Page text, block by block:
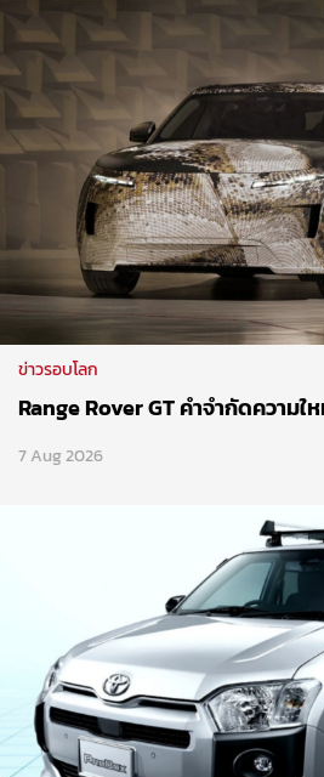
ข่าวรอบโลก
Range Rover GT คำจำกัดความ
7 Aug 2026